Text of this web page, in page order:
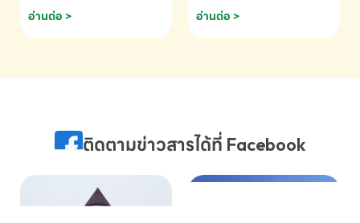
ชมภาพยนตร์ Toy Story 5
(Soundtrack)เพื่อเสริมทักษะ
ภาษา ผ่านประสบการณ์การเรียนรู้
075-691910
อ่านต่อ >
075-691910
อ่านต่อ >
ติดตามข่าวสารได้ที่ Facebook